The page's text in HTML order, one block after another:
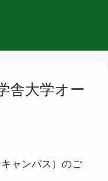
舎大学オー
ャンパス）のご